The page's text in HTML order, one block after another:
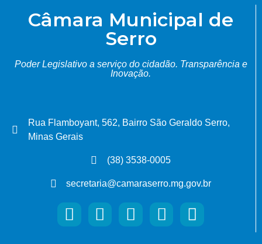
Câmara Municipal de
Serro
Poder Legislativo a serviço do cidadão. Transparência e
Inovação.
Rua Flamboyant, 562, Bairro São Geraldo Serro,
Minas Gerais
(38) 3538-0005
secretaria@camaraserro.mg.gov.br